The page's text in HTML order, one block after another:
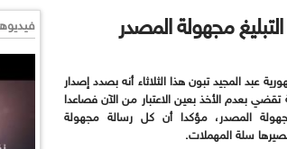
مجهولة المصدر
عبد المجيد تبون هذا الثلاثاء أنه بصدد إصدار
تقضي بعدم الأخذ بعين الاعتبار من الآن فصاعدا
المصدر، مؤكدا أن كل رسالة مجهولة
سلة المهملات.